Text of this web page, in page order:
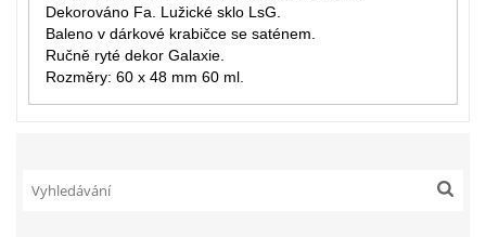
Dekorováno Fa. Lužické sklo LsG.
Baleno v dárkové krabičce se saténem.
Ručně ryté dekor Galaxie.
Rozměry: 60 x 48 mm 60 ml.